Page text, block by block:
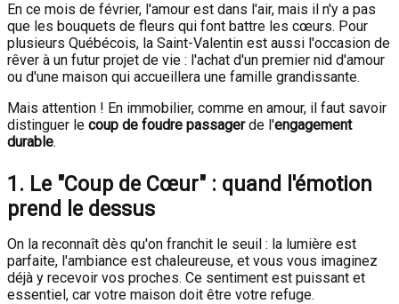
En ce mois de février, l'amour est dans l'air, mais il n'y a pas
que les bouquets de fleurs qui font battre les cœurs. Pour
plusieurs Québécois, la Saint-Valentin est aussi l'occasion de
rêver à un futur projet de vie : l'achat d'un premier nid d'amour
ou d'une maison qui accueillera une famille grandissante.
Mais attention ! En immobilier, comme en amour, il faut savoir
distinguer le coup de foudre passagerde l'engagement
durable.
1. Le "Coup de Cœur" : quand l'émotion
prend le dessus
On la reconnaît dès qu'on franchit le seuil : la lumière est
parfaite, l'ambiance est chaleureuse, et vous vous imaginez
déjà y recevoir vos proches. Ce sentiment est puissant et
essentiel, car votre maison doit être votre refuge.